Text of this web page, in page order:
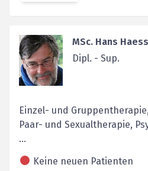
MSc. Hans
Dipl. - Sup.
Einzel- und
Paar- und Sexual­therapie,
...
Keine neuen Patienten